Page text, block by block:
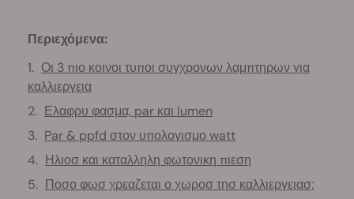
Περιεχόμενα:
Οι 3 πιο κοινοι τυποι συγχρονων λαμπτηρων για
καλλιεργεια
Ελαφρυ φασμα, par και lumen
Par & ppfd στον υπολογισμο watt
Ηλιοσ και καταλληλη φωτονικη πιεση
Ποσο φωσ χρεαζεται ο χωροσ τησ καλλιεργειασ;